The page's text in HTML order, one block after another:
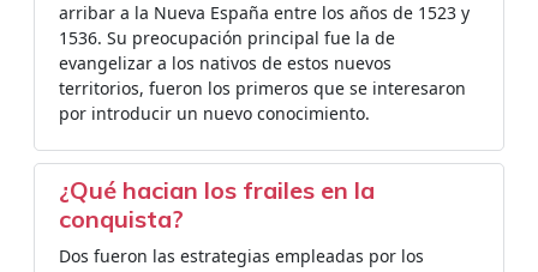
arribar a la Nueva España entre los años de 1523 y
1536. Su preocupación principal fue la de
evangelizar a los nativos de estos nuevos
territorios, fueron los primeros que se interesaron
por introducir un nuevo conocimiento.
¿Qué hacian los frailes en la
conquista?
Dos fueron las estrategias empleadas por los